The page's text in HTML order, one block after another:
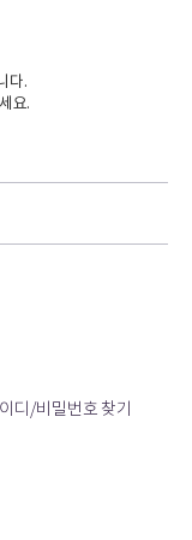
다.
요.
디/비밀번호 찾기